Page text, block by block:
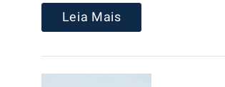
Leia Mais